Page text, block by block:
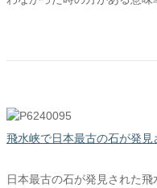
飛水峡で日本最古の石が発見
日本最古の石が発見された